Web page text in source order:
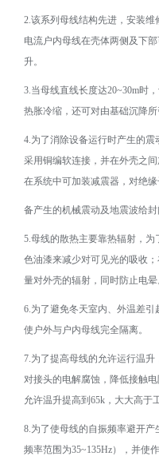
2.该系列母线结构先进，安装
电流户内母线在壳体两侧及下
升。
3.当母线直线长度达20~30m时
热胀冷缩，还可对由基础沉降所
4.为了消除设备运行时产生的
采用铜编软连接，并在外壳之
在系统中可加装减震器，对绝
备产生的机械震动及地震波给封
5.母线的散热主要靠热辐射，
色油漆来减少对可见光的吸收
量对外壳的辐射，同时防止电晕
6.为了避免冬天室内、外温差引
使户外与户内母线完全隔离。
7.为了提高母线的允许运行温
对接头的电解腐蚀，降低接触
允许温升提高到 65k ，大大高于
8.为了使母线的自振频率避开
频率范围为35~135Hz），并使